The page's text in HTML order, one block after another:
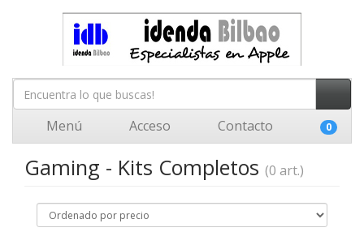
Menú Acceso Contacto 0
Gaming - Kits Completos (0 art.)